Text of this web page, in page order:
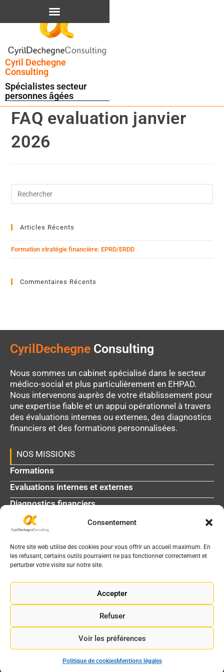
Consentement
Notre site web utilise des cookies pour vous offrir un accueil maximum. En
les refusant, certains outils pourraient ne pas fonctionner correctement et
perturber votre visite sur notre site.
Accepter
Refuser
Voir les préférences
Politique de cookiesMentions légales
Cyril Dechegne
Consulting
Spécialistes secteur
personnes âgées
FAQ evaluation janvier
2026
Articles Récents
Formation stratégie financière: EPRD/ERDD
Commentaires Récents
CyrilDechegne Consulting
Nous sommes un cabinet spécialisé dans le secteur
médico-social et plus particulièrement en EHPAD.
Nous intervenons auprès de votre établissement pour
une expertise fiable et un appui opérationnel à travers
des évaluations internes ou externes, des diagnostics
financiers et des formations personnalisées.
NOS MISSIONS
Formations
Evaluations internes et externes
Diagnostics financiers
L'agenda médico-social
La bibliothèque
2 chemin de Garric - 31200 Toulouse
info@cyrildechegne.fr
Mentions légales
Site réalisé par